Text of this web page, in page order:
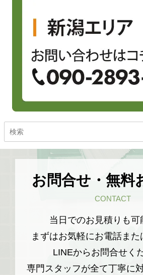
お問合せ・無料
CONTACT
当日でのお見積りも可
まずはお気軽にお電話また
LINEからお問合せく
専門スタッフが全て丁寧に